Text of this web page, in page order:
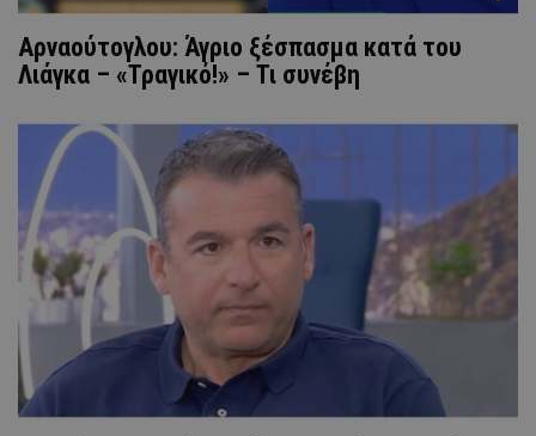
Αρναούτογλου: Άγριο ξέσπασμα κατά του
Λιάγκα – «Τραγικό!» – Τι συνέβη